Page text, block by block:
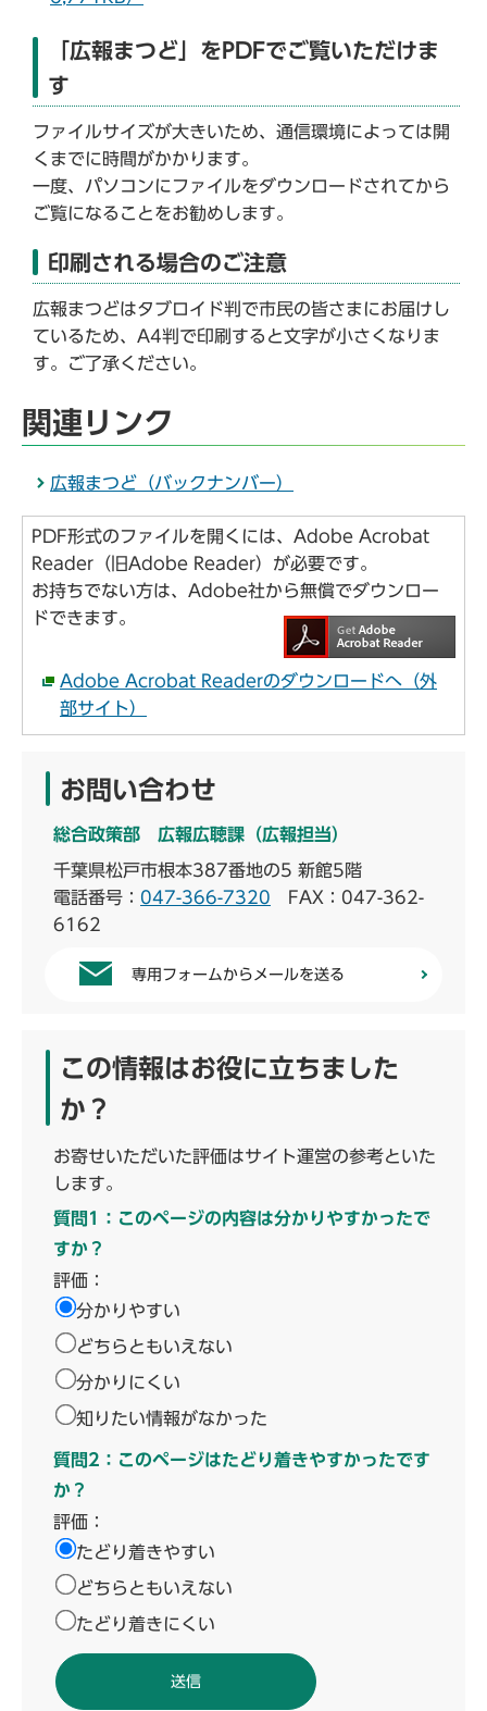
「広報まつど」をPDFでご覧いただけま
す
ファイルサイズが大きいため、通信環境によっては開
くまでに時間がかかります。
一度、パソコンにファイルをダウンロードされてから
ご覧になることをお勧めします。
印刷される場合のご注意
広報まつどはタブロイド判で市民の皆さまにお届けし
ているため、A4判で印刷すると文字が小さくなりま
す。ご了承ください。
関連リンク
広報まつど（バックナンバー）
PDF形式のファイルを開くには、Adobe Acrobat
Reader（旧Adobe Reader）が必要です。
お持ちでない方は、Adobe社から無償でダウンロー
ドできます。
Adobe Acrobat Readerのダウンロードへ（外
部サイト）
お問い合わせ
総合政策部 広報広聴課（広報担当）
千葉県松戸市根本387番地の5 新館5階
電話番号： 047-366-7320 FAX：047-362-
6162
専用フォームからメールを送る
この情報はお役に立ちました
か？
お寄せいただいた評価はサイト運営の参考といた
します。
質問1：このページの内容は分かりやすかったで
すか？
評価：
分かりやすい
どちらともいえない
分かりにくい
知りたい情報がなかった
質問2：このページはたどり着きやすかったです
か？
評価：
たどり着きやすい
どちらともいえない
たどり着きにくい